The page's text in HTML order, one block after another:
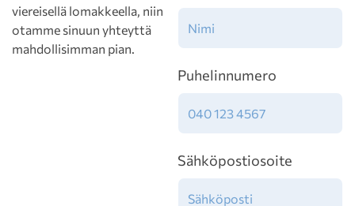
viereisellä lomakkeella, niin
otamme sinuun yhteyttä
mahdollisimman pian.
Puhelinnumero
Sähköpostiosoite